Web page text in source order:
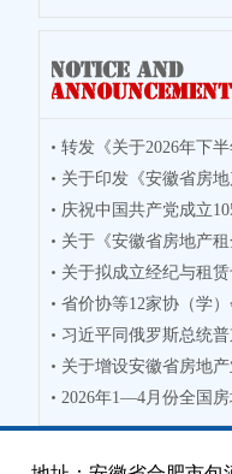
转发《关于2026年下
业人员
关于印发《安徽省房
引》的通
庆祝中国共产党成立
隆重举
关于《安徽省房地产
求意见
关于拟成立经纪与租
知
省价协等12家协（学
年度徽
习近平同俄罗斯总统
关于增设安徽省房地
程咨询
2026年1—4月份全国
况